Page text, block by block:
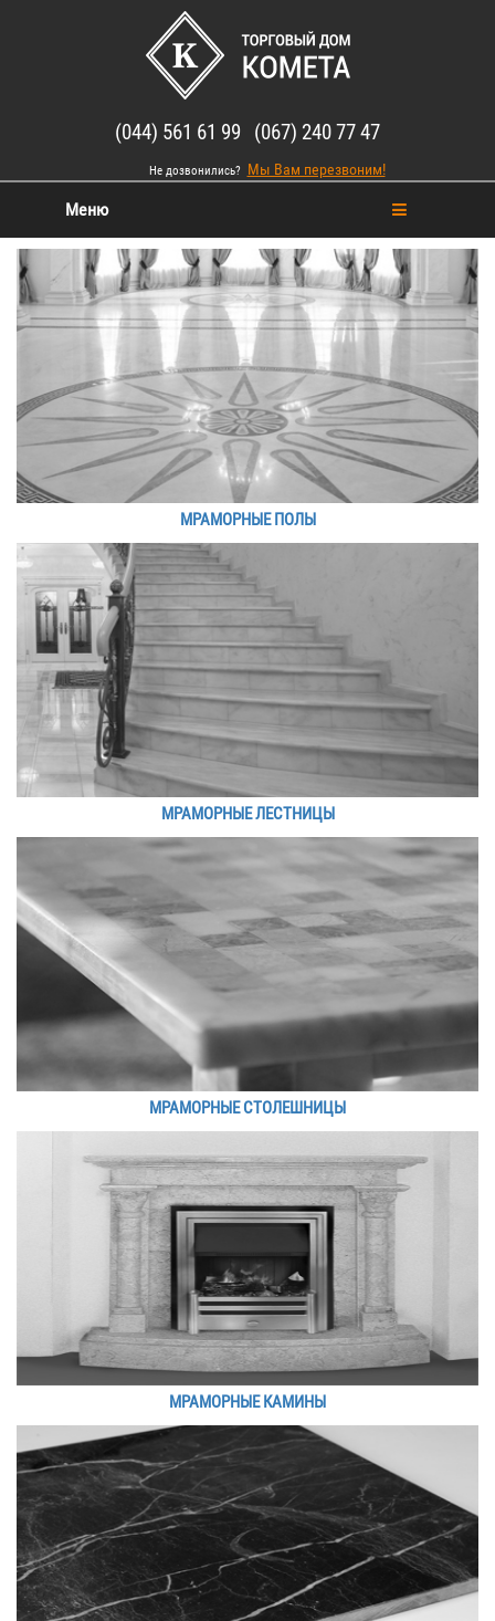
(044) 561 61 99 (067) 240 77 47
Не дозвонились? Мы Вам перезвоним!
Меню
МРАМОРНЫЕ ПОЛЫ
МРАМОРНЫЕ ЛЕСТНИЦЫ
МРАМОРНЫЕ СТОЛЕШНИЦЫ
МРАМОРНЫЕ КАМИНЫ